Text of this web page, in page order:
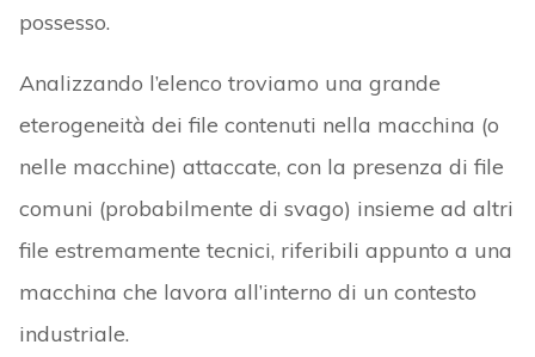
possesso.
Analizzando l’elenco troviamo una grande
eterogeneità dei file contenuti nella macchina (o
nelle macchine) attaccate, con la presenza di file
comuni (probabilmente di svago) insieme ad altri
file estremamente tecnici, riferibili appunto a una
macchina che lavora all’interno di un contesto
industriale.